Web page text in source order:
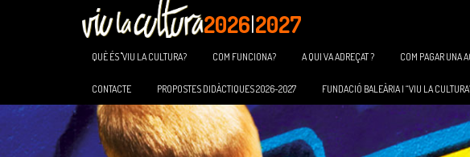
2026|2027
QUÈ ÉS "VIU LA CULTURA? COM FUNCIONA? A QUI VA ADREÇAT ? COM PAGAR UNA
CONTACTE PROPOSTES DIDÀCTIQUES 2026-2027 FUNDACIÓ BALEÀRIA I “VIU LA